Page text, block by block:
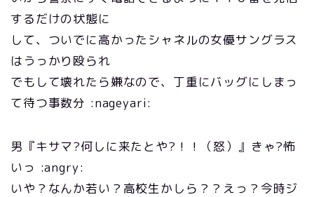
するだけの状態に
して、ついでに高かったシャネルの女優サングラス
はうっかり殴られ
でもして壊れたら嫌なので、丁重にバッグにしまっ
て待つ事数分 :nageyari:
男『キサマ?何しに来たとや?！！（怒）』きゃ?怖
いっ :angry:
いや？なんか若い？高校生かしら？？えっ？今時ジ